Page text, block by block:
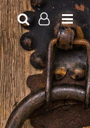
LOG IN
SIGN UP